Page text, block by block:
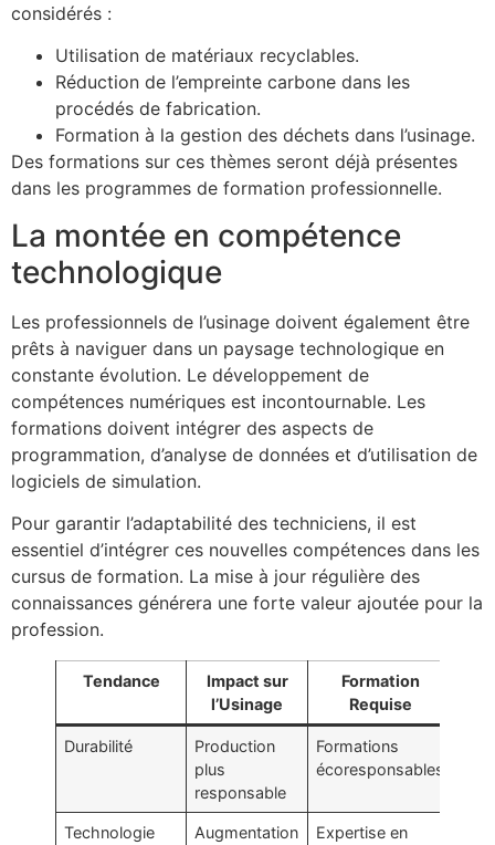
considérés :
Utilisation de matériaux recyclables.
Réduction de l’empreinte carbone dans les
procédés de fabrication.
Formation à la gestion des déchets dans l’usinage.
Des formations sur ces thèmes seront déjà présentes
dans les programmes de formation professionnelle.
La montée en compétence
technologique
Les professionnels de l’usinage doivent également être
prêts à naviguer dans un paysage technologique en
constante évolution. Le développement de
compétences numériques est incontournable. Les
formations doivent intégrer des aspects de
programmation, d’analyse de données et d’utilisation de
logiciels de simulation.
Pour garantir l’adaptabilité des techniciens, il est
essentiel d’intégrer ces nouvelles compétences dans les
cursus de formation. La mise à jour régulière des
connaissances générera une forte valeur ajoutée pour la
profession.
Tendance
Impact sur
l’Usinage
Formation
Requise
Durabilité
Production
plus
responsable
Formations
écoresponsables
Technologie
Augmentation
Expertise en